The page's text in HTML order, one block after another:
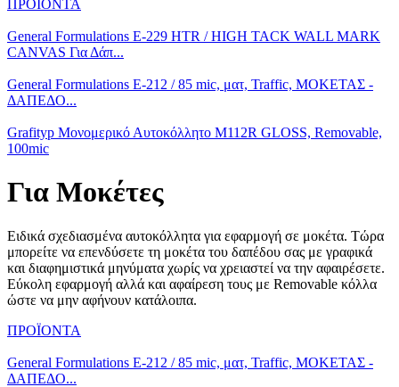
ΠΡΟΪΟΝΤΑ
General Formulations E-229 HTR / HIGH TACK WALL MARK
CANVAS Για Δάπ...
General Formulations E-212 / 85 mic, ματ, Traffic, ΜΟΚΕΤΑΣ -
ΔΑΠΕΔΟ...
Grafityp Μονομερικό Αυτοκόλλητο M112R GLOSS, Removable,
100mic
Για Μοκέτες
Ειδικά σχεδιασμένα αυτοκόλλητα για εφαρμογή σε μοκέτα. Τώρα
μπορείτε να επενδύσετε τη μοκέτα του δαπέδου σας με γραφικά
και διαφημιστικά μηνύματα χωρίς να χρειαστεί να την αφαιρέσετε.
Εύκολη εφαρμογή αλλά και αφαίρεση τους με Removable κόλλα
ώστε να μην αφήνουν κατάλοιπα.
ΠΡΟΪΟΝΤΑ
General Formulations E-212 / 85 mic, ματ, Traffic, ΜΟΚΕΤΑΣ -
ΔΑΠΕΔΟ...